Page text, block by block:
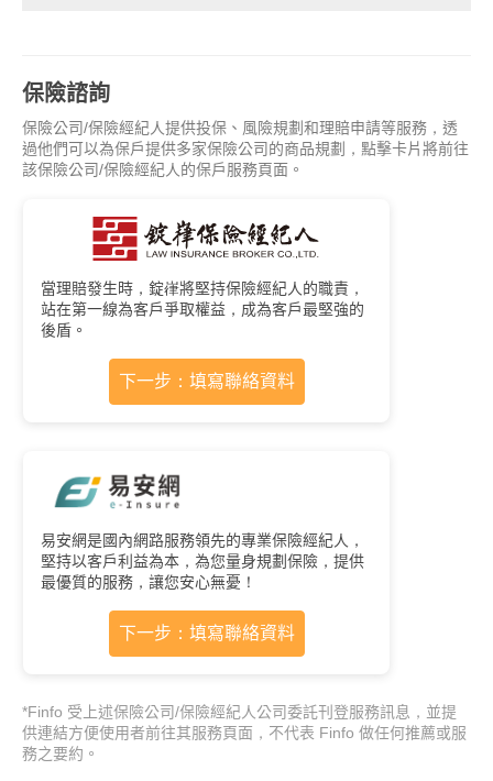
保險諮詢
保險公司/保險經紀人提供投保、風險規劃和理賠申請等服務，透
過他們可以為保戶提供多家保險公司的商品規劃，點擊卡片將前往
該保險公司/保險經紀人的保戶服務頁面。
當理賠發生時，錠嵂將堅持保險經紀人的職責，
站在第一線為客戶爭取權益，成為客戶最堅強的
後盾。
下一步：填寫聯絡資料
易安網是國內網路服務領先的專業保險經紀人，
堅持以客戶利益為本，為您量身規劃保險，提供
最優質的服務，讓您安心無憂！
下一步：填寫聯絡資料
*Finfo 受上述保險公司/保險經紀人公司委託刊登服務訊息，並提
供連結方便使用者前往其服務頁面，不代表 Finfo 做任何推薦或服
務之要約。